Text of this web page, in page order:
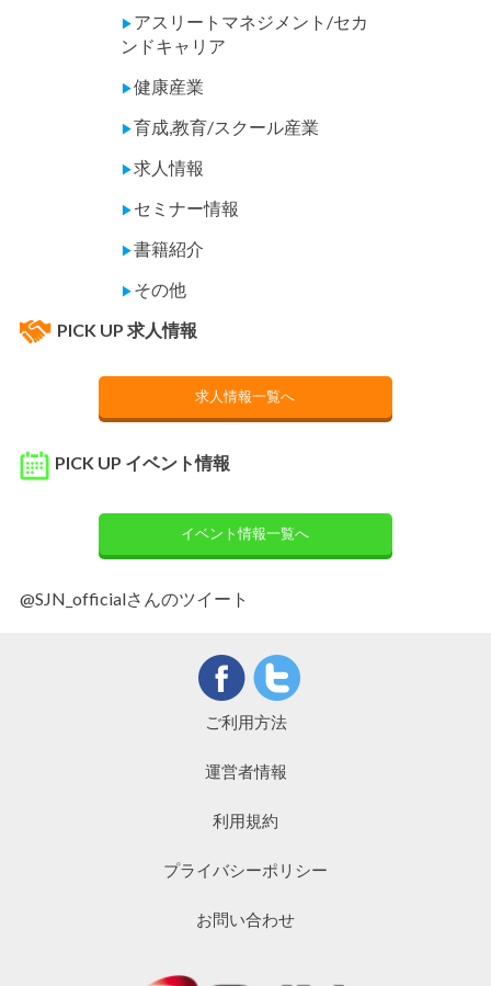
▶ アスリートマネジメント/セカ
ンドキャリア
▶健康産業
▶育成,教育/スクール産業
▶求人情報
▶ セミナー情報
▶書籍紹介
▶ その他
PICK UP 求人情報
求人情報一覧へ
PICK UP イベント情報
イベント情報一覧へ
@SJN_officialさんのツイート
ご利用方法
運営者情報
利用規約
プライバシーポリシー
お問い合わせ